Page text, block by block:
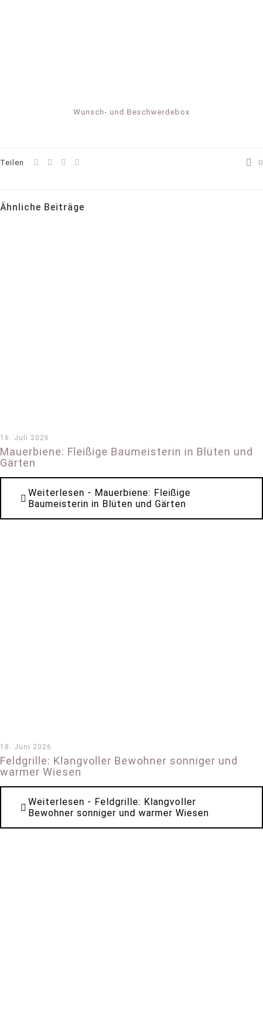
Wunsch- und Beschwerdebox
Teilen 0
Ähnliche Beiträge
16. Juli 2026
Mauerbiene: Fleißige Baumeisterin in Blüten und
Gärten
Weiterlesen - Mauerbiene: Fleißige
Baumeisterin in Blüten und Gärten
18. Juni 2026
Feldgrille: Klangvoller Bewohner sonniger und
warmer Wiesen
Weiterlesen - Feldgrille: Klangvoller
Bewohner sonniger und warmer Wiesen